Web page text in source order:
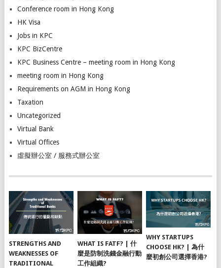
Conference room in Hong Kong
HK Visa
Jobs in KPC
KPC BizCentre
KPC Business Centre – meeting room in Hong Kong
meeting room in Hong Kong
Requirements on AGM in Hong Kong
Taxation
Uncategorized
Virtual Bank
Virtual Offices
虛擬辦公室 / 服務式辦公室
STRENGTHS AND
WEAKNESSES OF
TRADITIONAL
WHAT IS FATF? | 什
麼是防制洗錢金融行動
工作組織?
WHY STARTUPS
CHOOSE HK? | 為什
麼初創公司選擇香港?